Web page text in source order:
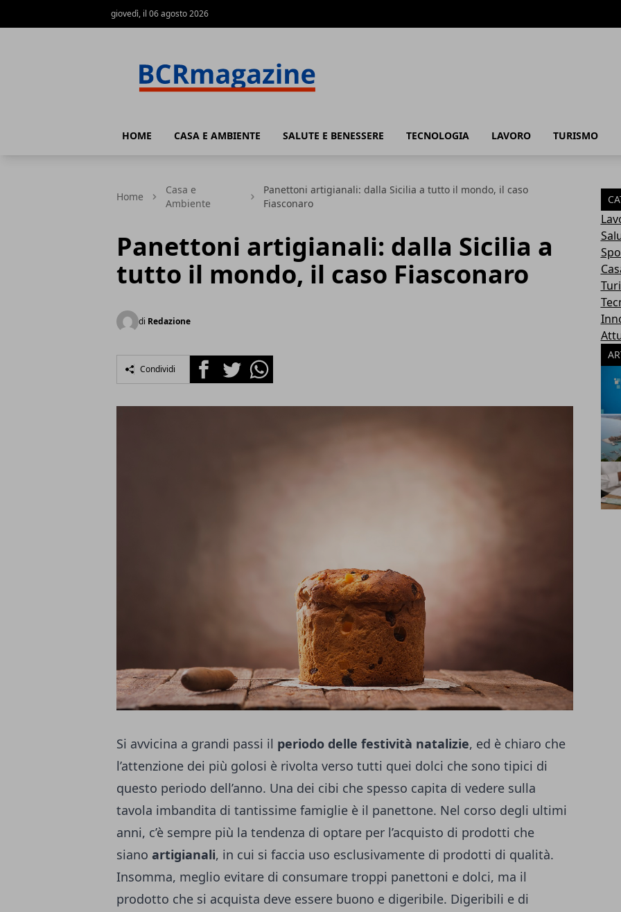
giovedì, il 06 agosto 2026
HOME CASA E AMBIENTE SALUTE E BENESSERE TECNOLOGIA LAVORO TURISMO
Home
Casa e
Ambiente
Panettoni artigianali: dalla Sicilia a tutto il mondo, il caso
Fiasconaro
Panettoni artigianali: dalla Sicilia a
tutto il mondo, il caso Fiasconaro
di Redazione
Condividi FacebookTwitterWhatsapp
Si avvicina a grandi passi il periodo delle festività natalizie, ed è chiaro che
l’attenzione dei più golosi è rivolta verso tutti quei dolci che sono tipici di
questo periodo dell’anno. Una dei cibi che spesso capita di vedere sulla
tavola imbandita di tantissime famiglie è il panettone. Nel corso degli ultimi
anni, c’è sempre più la tendenza di optare per l’acquisto di prodotti che
siano artigianali, in cui si faccia uso esclusivamente di prodotti di qualità.
Insomma, meglio evitare di consumare troppi panettoni e dolci, ma il
prodotto che si acquista deve essere buono e digeribile. Digeribili e di